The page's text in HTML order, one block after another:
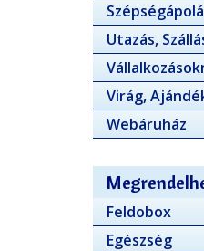
Utazás,
Virág,
Webáruház
Feldobox
Egészség